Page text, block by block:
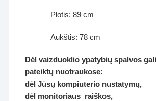
Plotis: 89 cm
Aukštis: 78 cm
Dėl vaizduoklio ypatybių spalvos
pateiktų nuotraukose:
dėl Jūsų kompiuterio nustatymų,
dėl monitoriaus raiškos,